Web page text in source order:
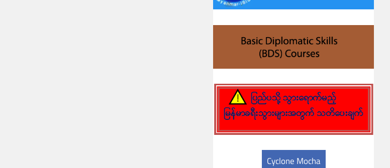
Cyclone Mocha